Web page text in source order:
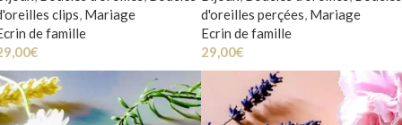
clips, Mariage
de famille
€
d'oreilles perçées, Mariage
Ecrin de famille
29,00€